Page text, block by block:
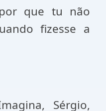
que tu não
fizesse a
Sérgio,